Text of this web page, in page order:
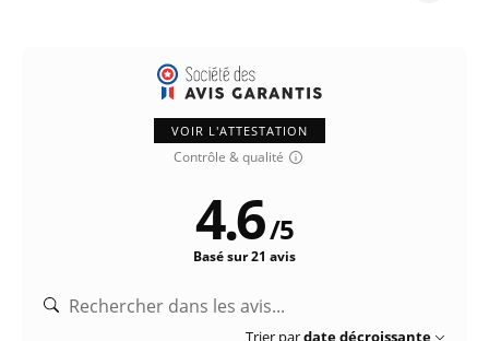
VOIR L'ATTESTATION
Contrôle & qualité
4.6/5
Basé sur 21 avis
Trier pardate décroissante